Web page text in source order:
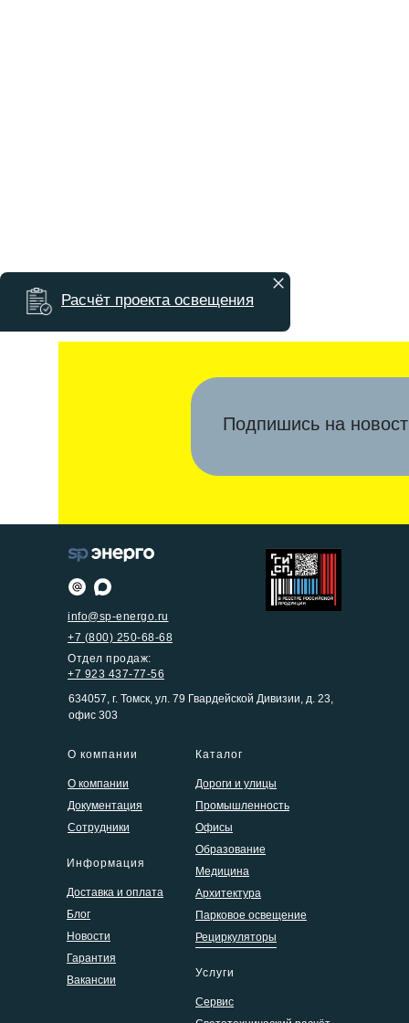
Расчёт проекта освещения
Подпишись на
О компании
О компании
Документация
Сотрудники
Каталог
Дороги и улицы
Промышленность
Офисы
Образование
Медицина
Архитектура
Информация
Доставка и оплата
Блог
Новости
Гарантия
Вакансии
Услуги
Сервис
info@sp-energo.ru
Отдел продаж:
+7 923 437-77-56
+7 (800) 250-68-68
634057, г. Томск, ул. 79 Гвардейской Дивизии, д. 23,
офис 303
Рециркуляторы
Парковое освещение